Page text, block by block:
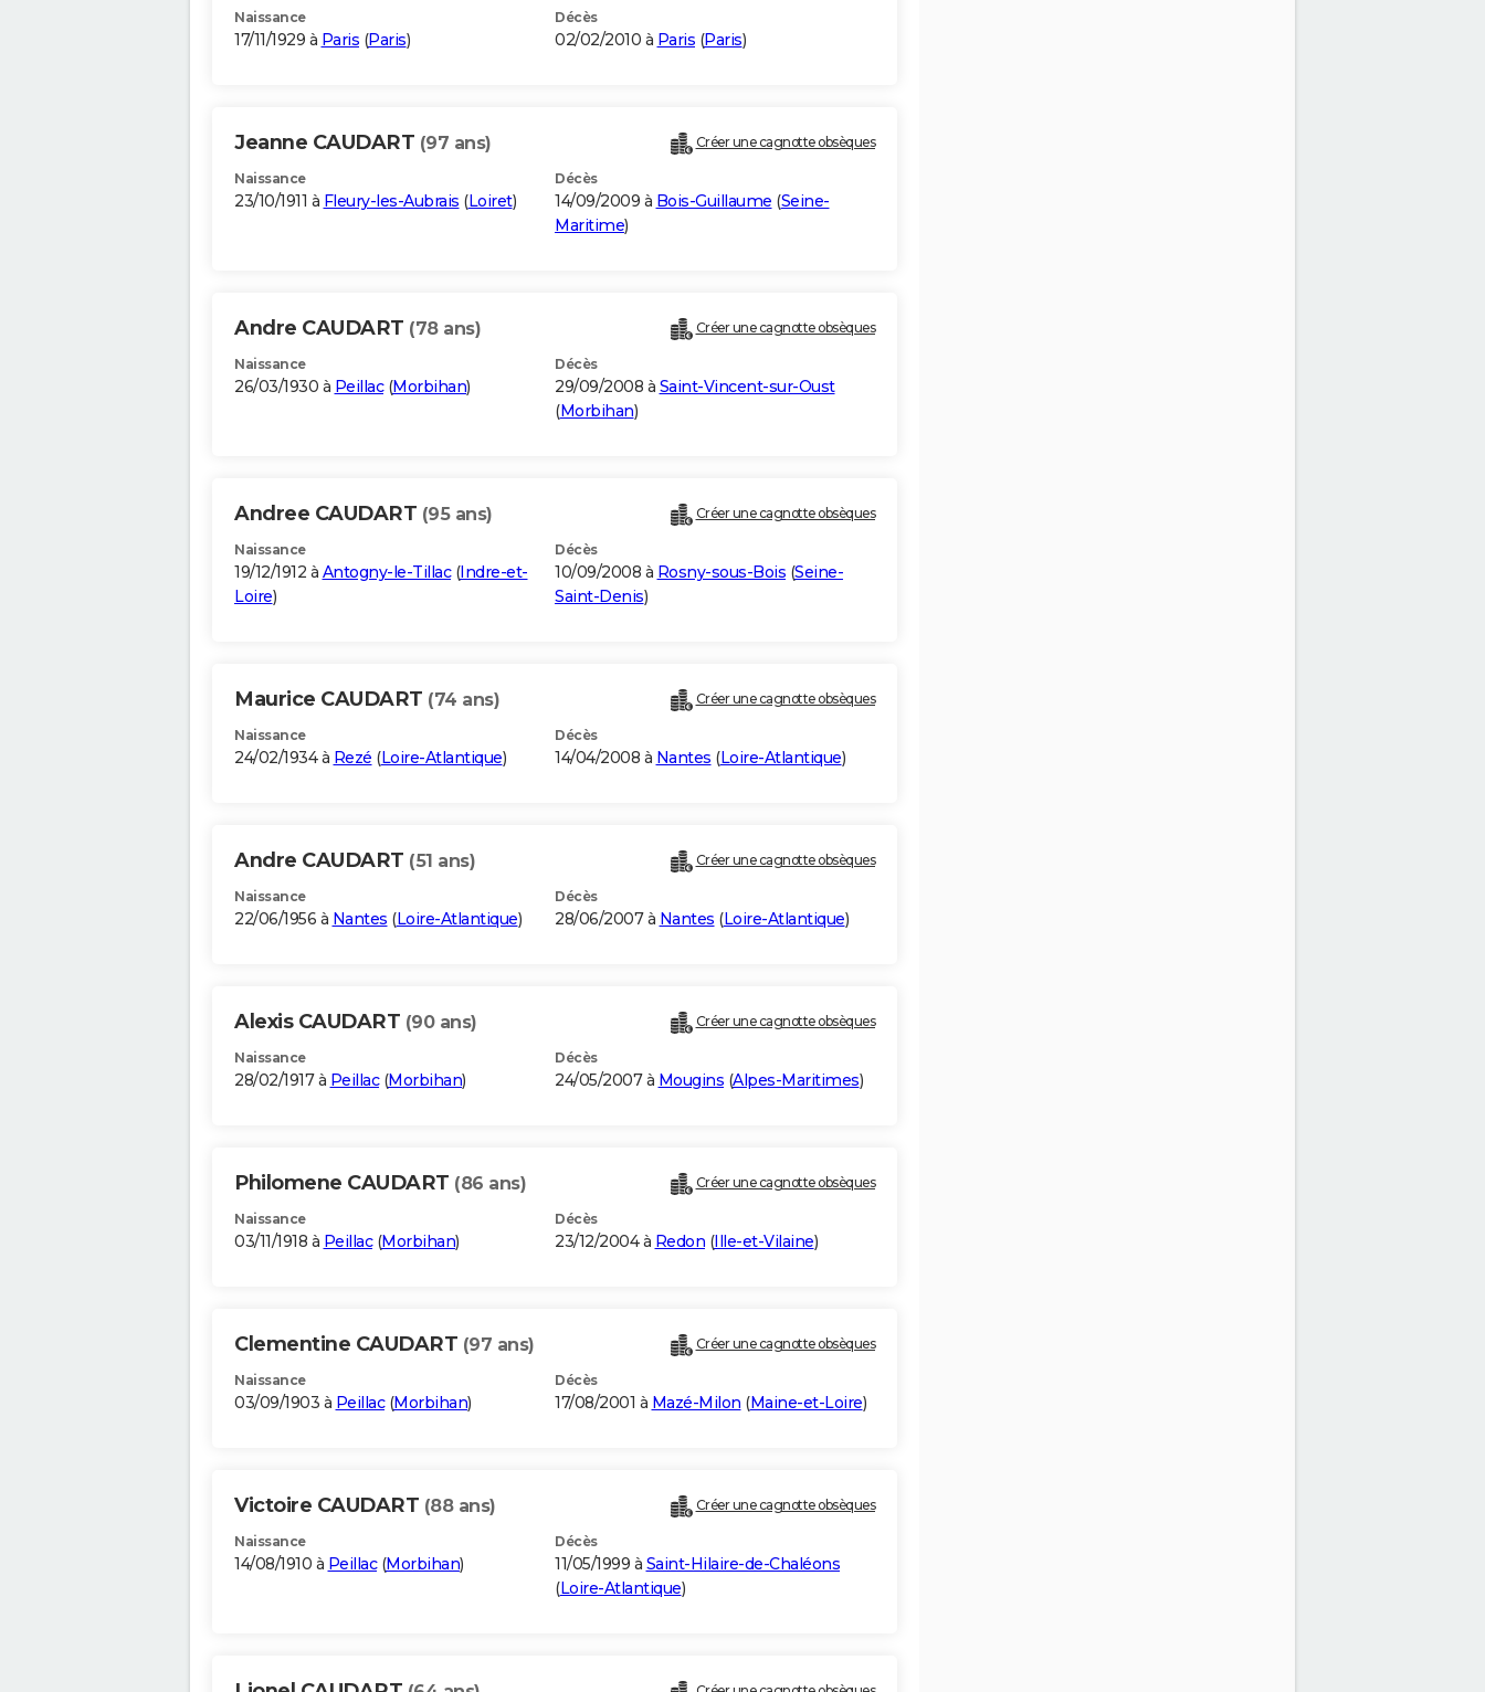
Naissance
17/11/1929 à Paris (Paris)
Décès
02/02/2010 à Paris (Paris)
Jeanne CAUDART (97 ans) Créer une cagnotte obsèques
Naissance
23/10/1911 à Fleury-les-Aubrais (Loiret)
Décès
14/09/2009 à Bois-Guillaume (Seine-
Maritime)
Andre CAUDART (78 ans) Créer une cagnotte obsèques
Naissance
26/03/1930 à Peillac(Morbihan)
Décès
29/09/2008 à Saint-Vincent-sur-Oust
(Morbihan)
Andree CAUDART (95 ans) Créer une cagnotte obsèques
Naissance
19/12/1912 à Antogny-le-Tillac(Indre-et-
Loire)
Décès
10/09/2008 à Rosny-sous-Bois (Seine-
Saint-Denis)
Maurice CAUDART (74 ans) Créer une cagnotte obsèques
Naissance
24/02/1934 à Rezé (Loire-Atlantique)
Décès
14/04/2008 à Nantes (Loire-Atlantique)
Andre CAUDART (51 ans) Créer une cagnotte obsèques
Naissance
22/06/1956 à Nantes (Loire-Atlantique)
Décès
28/06/2007 à Nantes (Loire-Atlantique)
Alexis CAUDART (90 ans) Créer une cagnotte obsèques
Naissance
28/02/1917 à Peillac(Morbihan)
Décès
24/05/2007 à Mougins (Alpes-Maritimes)
Philomene CAUDART (86 ans) Créer une cagnotte obsèques
Naissance
03/11/1918 à Peillac(Morbihan)
Décès
23/12/2004 à Redon (Ille-et-Vilaine)
Clementine CAUDART (97 ans) Créer une cagnotte obsèques
Naissance
03/09/1903 à Peillac(Morbihan)
Décès
17/08/2001 à Mazé-Milon (Maine-et-Loire)
Victoire CAUDART (88 ans) Créer une cagnotte obsèques
Naissance
14/08/1910 à Peillac(Morbihan)
Décès
11/05/1999 à Saint-Hilaire-de-Chaléons
(Loire-Atlantique)